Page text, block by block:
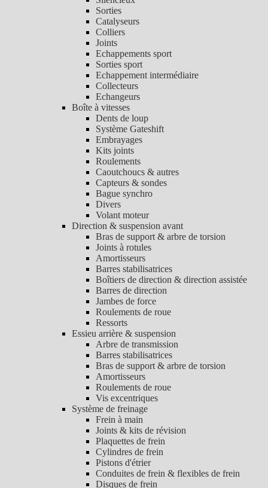
Sorties
Catalyseurs
Colliers
Joints
Echappements sport
Sorties sport
Echappement intermédiaire
Collecteurs
Echangeurs
Boîte à vitesses
Dents de loup
Système Gateshift
Embrayages
Kits joints
Roulements
Caoutchoucs & autres
Capteurs & sondes
Bague synchro
Divers
Volant moteur
Direction & suspension avant
Bras de support & arbre de torsion
Joints à rotules
Amortisseurs
Barres stabilisatrices
Boîtiers de direction & direction assistée
Barres de direction
Jambes de force
Roulements de roue
Ressorts
Essieu arrière & suspension
Arbre de transmission
Barres stabilisatrices
Bras de support & arbre de torsion
Amortisseurs
Roulements de roue
Vis excentriques
Système de freinage
Frein à main
Joints & kits de révision
Plaquettes de frein
Cylindres de frein
Pistons d'étrier
Conduites de frein & flexibles de frein
Disques de frein